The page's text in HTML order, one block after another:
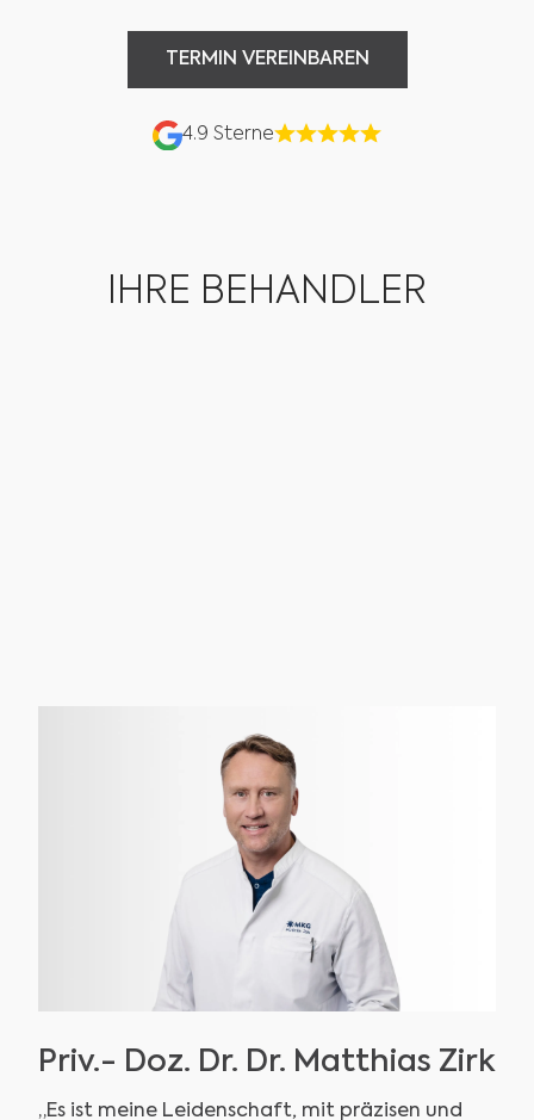
TERMIN VEREINBAREN
TERMIN VEREINBAREN
4.9 Sterne
IHRE BEHANDLER
Priv.- Doz. Dr. Dr. Matthias Zirk
„Es ist meine Leidenschaft, mit präzisen und